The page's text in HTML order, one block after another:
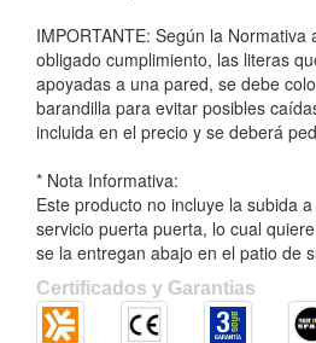
IMPORTANTE: Según la Normativa
obligado cumplimiento, las literas
apoyadas a una pared, se debe
barandilla para evitar posibles
incluida en el precio y se deberá
* Nota Informativa:
Este producto no incluye la subida
servicio puerta puerta, lo cual
se la entregan abajo en el patio de
Certificados y Garantias